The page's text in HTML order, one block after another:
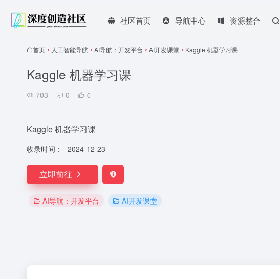
社区首页 导航中心 资源整合
首页 • 人工智能导航 • AI导航：开发平台 • AI开发课堂 • Kaggle 机器学习课
Kaggle 机器学习课
703 0 0
Kaggle 机器学习课
收录时间： 2024-12-23
立即前往
AI导航：开发平台 AI开发课堂